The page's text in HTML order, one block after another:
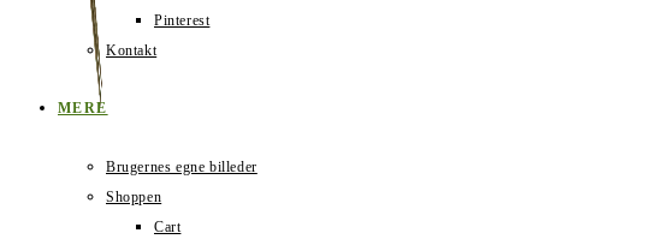
Pinterest
Kontakt
MERE
Brugernes egne billeder
Shoppen
Cart